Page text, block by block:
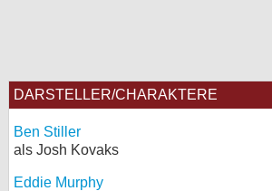
DARSTELLER/CHARAKTERE
Ben Stiller
als Josh Kovaks
Eddie Murphy